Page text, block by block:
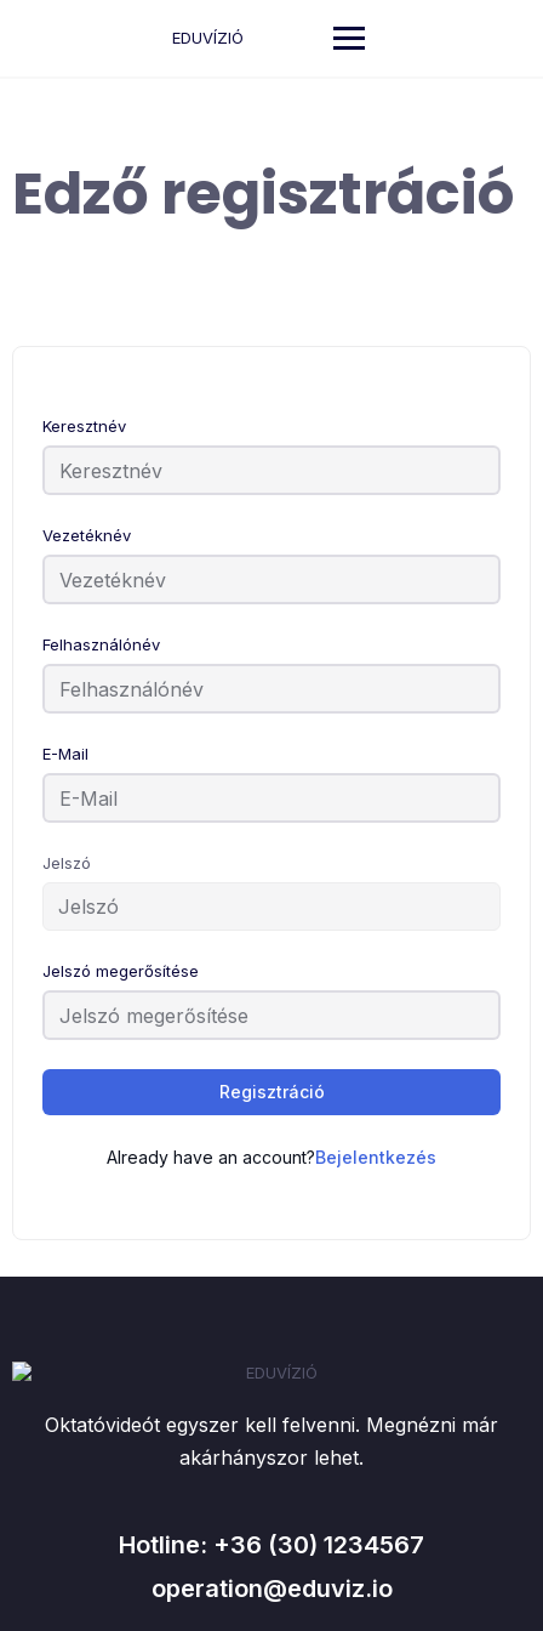
EDUVÍZIÓ
Edző regisztráció
Keresztnév
Vezetéknév
Felhasználónév
E-Mail
Jelszó
Jelszó megerősítése
Regisztráció
Already have an account?Bejelentkezés
Oktatóvideót egyszer kell felvenni. Megnézni már
akárhányszor lehet.
Hotline: +36 (30) 1234567
operation@eduviz.io